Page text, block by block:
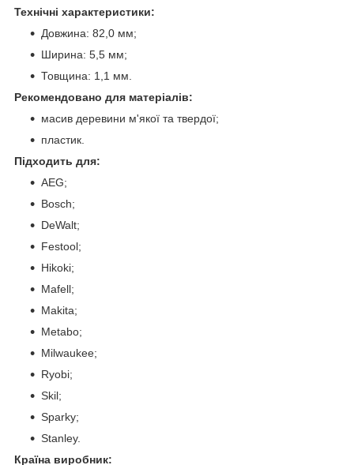
Технічні характеристики:
Довжина: 82,0 мм;
Ширина: 5,5 мм;
Товщина: 1,1 мм.
Рекомендовано для матеріалів:
масив деревини м'якої та твердої;
пластик.
Підходить для:
AEG;
Bosch;
DeWalt;
Festool;
Hikoki;
Mafell;
Makita;
Metabo;
Milwaukee;
Ryobi;
Skil;
Sparky;
Stanley.
Країна виробник: